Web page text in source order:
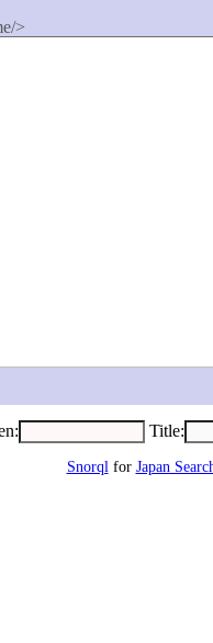
>
>
: Title:
Snorqlfor Japan